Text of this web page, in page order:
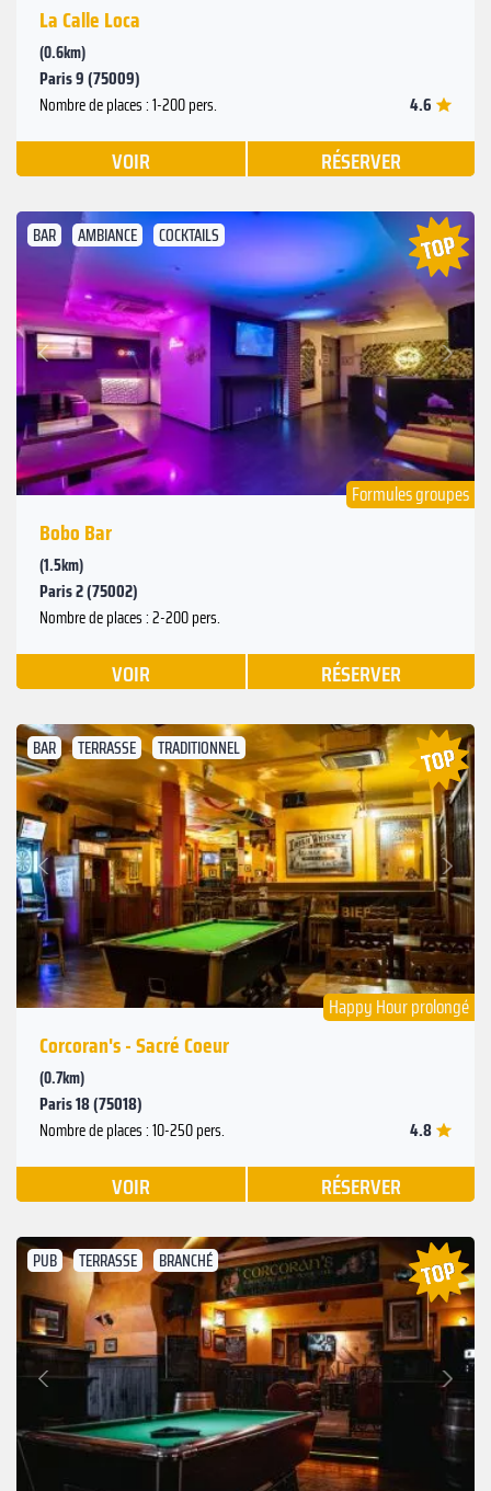
La Calle Loca
(0.6km)
Paris 9 (75009)
Nombre de places : 1-200 pers. 4.6
VOIR RÉSERVER
BAR AMBIANCE COCKTAILS
Précédent
Suivant
Formules groupes
Bobo Bar
(1.5km)
Paris 2 (75002)
Nombre de places : 2-200 pers.
VOIR RÉSERVER
BAR TERRASSE TRADITIONNEL
Précédent
Suivant
Happy Hour prolongé
Corcoran's - Sacré Coeur
(0.7km)
Paris 18 (75018)
Nombre de places : 10-250 pers. 4.8
VOIR RÉSERVER
PUB TERRASSE BRANCHÉ
Précédent
Suivant